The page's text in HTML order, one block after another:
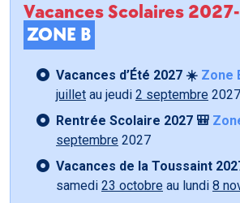
Vacances Scolaires
ZONE B
Vacances d’Été 2027 ☀️ Zone
juillet au jeudi 2 septembre 2027
Rentrée Scolaire 2027 🎒
septembre 2027
Vacances de la Toussaint
samedi 23 octobre au lundi 8